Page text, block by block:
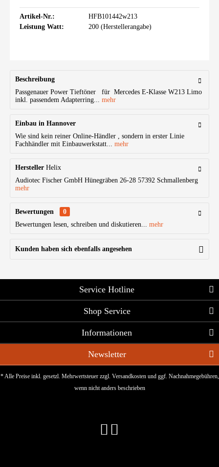
Artikel-Nr.:
HFB101442w213
Leistung Watt:
200 (Herstellerangabe)
Beschreibung
Passgenauer Power Tieftöner für Mercedes E-Klasse W213 Limo
inkl. passendem Adapterring... mehr
Einbau in Hannover
Wie sind kein reiner Online-Händler , sondern in erster Linie
Fachhändler mit Einbauwerkstatt... mehr
Hersteller Helix
Audiotec Fischer GmbH Hünegräben 26-28 57392 Schmallenberg
mehr
Bewertungen
0
Bewertungen lesen, schreiben und diskutieren... mehr
Kunden haben sich ebenfalls angesehen
Service Hotline
Shop Service
Informationen
Newsletter
* Alle Preise inkl. gesetzl. Mehrwertsteuer zzgl. Versandkostenund ggf. Nachnahmegebühren,
wenn nicht anders beschrieben